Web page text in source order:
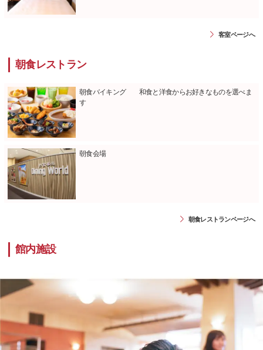
客室ページへ
朝食レストラン
朝食バイキング 和食と洋食からお好きなものを選べま
す
朝食会場
朝食レストランページへ
館内施設